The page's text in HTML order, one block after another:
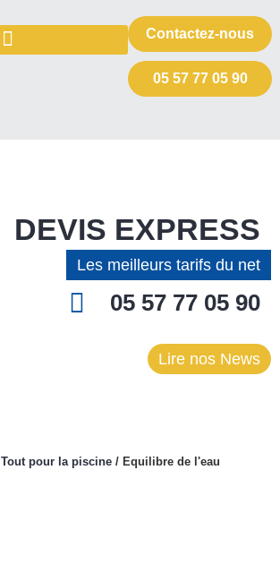
Contactez-nous
05 57 77 05 90
DEVIS EXPRESS
Les meilleurs tarifs du net
05 57 77 05 90
Lire nos News
Tout pour la piscine / Equilibre de l'eau